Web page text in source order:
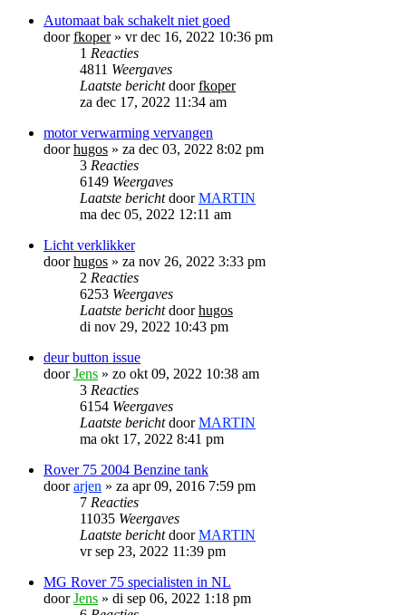
Automaat bak schakelt niet goed
doorfkoper» vr dec 16, 2022 10:36 pm
1 Reacties
4811 Weergaves
Laatste berichtdoorfkoper
za dec 17, 2022 11:34 am
motor verwarming vervangen
doorhugos » za dec 03, 2022 8:02 pm
3 Reacties
6149 Weergaves
Laatste berichtdoorMARTIN
ma dec 05, 2022 12:11 am
Licht verklikker
doorhugos » za nov 26, 2022 3:33 pm
2 Reacties
6253 Weergaves
Laatste berichtdoorhugos
di nov 29, 2022 10:43 pm
deur button issue
doorJens » zo okt 09, 2022 10:38 am
3 Reacties
6154 Weergaves
Laatste berichtdoorMARTIN
ma okt 17, 2022 8:41 pm
Rover 75 2004 Benzine tank
doorarjen » za apr 09, 2016 7:59 pm
7 Reacties
11035 Weergaves
Laatste berichtdoorMARTIN
vr sep 23, 2022 11:39 pm
MG Rover 75 specialisten in NL
doorJens » di sep 06, 2022 1:18 pm